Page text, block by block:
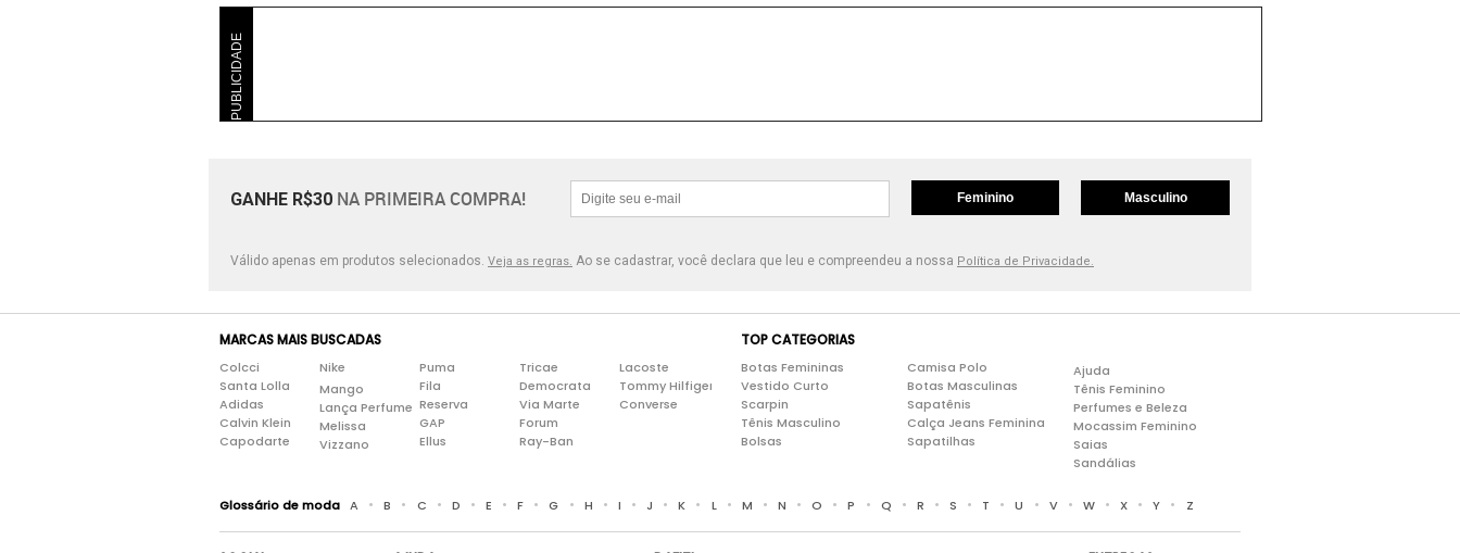
PUBLICIDADE
GANHE R$30 NA PRIMEIRA COMPRA! Feminino Masculino
Válido apenas em produtos selecionados. Veja as regras. Ao se cadastrar, você declara que leu e compreendeu a nossa Política de Privacidade.
MARCAS MAIS BUSCADAS
Colcci
Santa Lolla
Adidas
Calvin Klein
Capodarte
Nike
Mango
Lança Perfume
Melissa
Vizzano
Puma
Fila
Reserva
GAP
Ellus
Tricae
Democrata
Via Marte
Forum
Ray-Ban
Lacoste
Tommy Hilfiger
Converse
TOP CATEGORIAS
Botas Femininas
Vestido Curto
Scarpin
Tênis Masculino
Bolsas
Camisa Polo
Botas Masculinas
Sapatênis
Calça Jeans Feminina
Sapatilhas
Ajuda
Tênis Feminino
Perfumes e Beleza
Mocassim Feminino
Saias
Sandálias
Glossário de moda A • B • C • D • E • F • G • H • I • J • K • L • M • N • O • P • Q • R • S • T • U • V • W • X • Y • Z